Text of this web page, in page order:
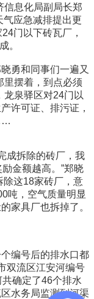
信息化局副局长郑
应急减排提出更
门以下砖瓦厂，
。
勇和同事们一遍又
里摆着，到点必须
龙泉驿区对24门以
许可证、排污证，
拆除的砖厂，我
金额越高。”郑晓
除这18家砖厂，意
吨，空气质量明显
家具厂也拆掉了。
编号后的排水口都
双流区江安河编号
确定了46个排水
水务局监测到河渠